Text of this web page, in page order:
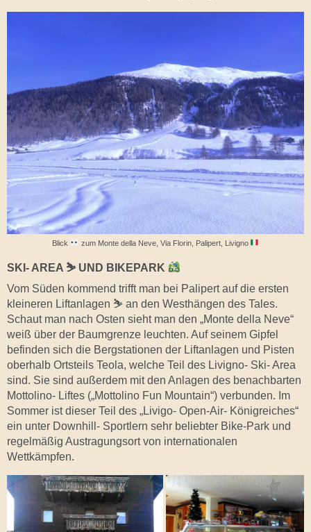
Blick zum Monte della Neve, Via Florin, Palipert, Livigno
SKI- AREA ⛷UND BIKEPARK
Vom Süden kommend trifft man bei Palipert auf die ersten
kleineren Liftanlagen ⛷️ an den Westhängen des Tales.
Schaut man nach Osten sieht man den „Monte della Neve“
weiß über der Baumgrenze leuchten. Auf seinem Gipfel
befinden sich die Bergstationen der Liftanlagen und Pisten
oberhalb Ortsteils Teola, welche Teil des Livigno- Ski- Area
sind. Sie sind außerdem mit den Anlagen des benachbarten
Mottolino- Liftes („Mottolino Fun Mountain“) verbunden. Im
Sommer ist dieser Teil des „Livigo- Open-Air- Königreiches“
ein unter Downhill- Sportlern sehr beliebter Bike-Park und
regelmäßig Austragungsort von internationalen
Wettkämpfen.